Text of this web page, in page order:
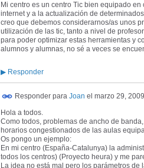
Mi centro es un centro Tic bien equipado
internet y a la actualización de
creo que debemos considerarnos/as unos
utilización de las tic, tanto a nivel de
para poder optimizar estas herramientas y
alumnos y alumnas, no sé a veces se
▶ Responder
Responder para Joan el marzo 29,
Hola a todos.
Como todos, problemas de ancho de
horarios congestionados de las aulas
Os pongo un ejemplo:
En mi centro (España-Catalunya) la
todos los centros) (Proyecto heura) y me
La idea no está mal pero los parámetros